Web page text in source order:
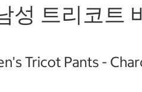
성 트리코트
Tricot Pants -